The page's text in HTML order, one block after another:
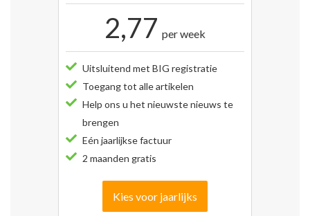
2,77 per week
Uitsluitend met BIG registratie
Toegang tot alle artikelen
Help ons u het nieuwste nieuws te
brengen
Eén jaarlijkse factuur
2 maanden gratis
Kies voor jaarlijks